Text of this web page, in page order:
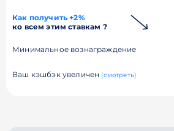
Как получить +2%
ко всем этим ставкам ?
Минимальное вознаграждение
Ваш кэшбэк увеличен (смотреть)